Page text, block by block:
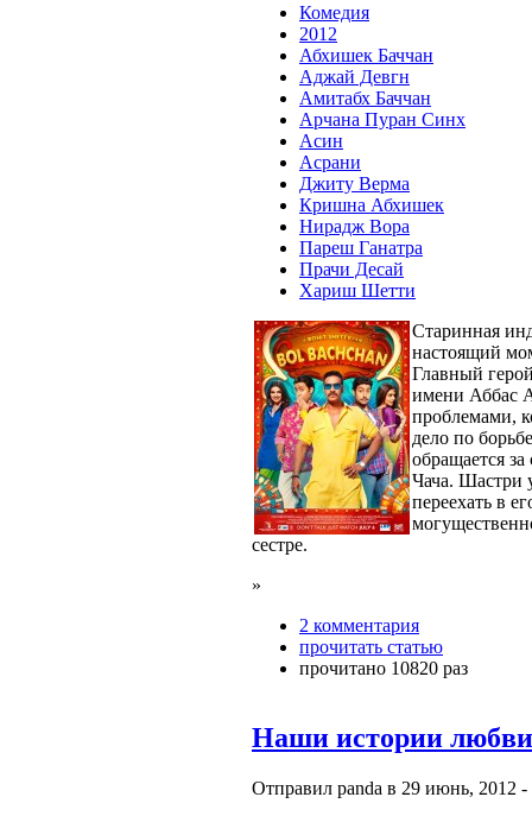
Комедия
2012
Абхишек Баччан
Аджай Девгн
Амитабх Баччан
Арчана Пуран Синх
Асин
Асрани
Джиту Верма
Кришна Абхишек
Нирадж Вора
Пареш Ганатра
Прачи Десай
Хариш Шетти
Старинная
настоящий
Главный
имени Аббас
проблемами,
дело по
обращается
Чача. Шастри
переехать в
сестре.
»
2 комментария
прочитать статью
прочитано 10820 раз
Наши истории
Отправил panda в 29 июнь, 2012 -